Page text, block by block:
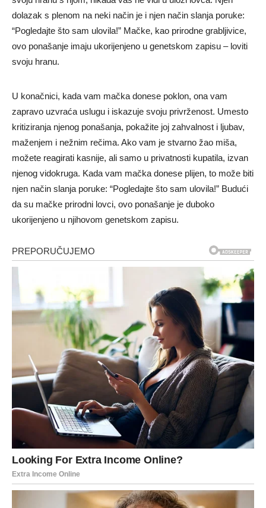
dolazak s plenom na neki način je i njen način slanja poruke:
“Pogledajte što sam ulovila!” Mačke, kao prirodne grabljivice,
ovo ponašanje imaju ukorijenjeno u genetskom zapisu – loviti
svoju hranu.
U konačnici, kada vam mačka donese poklon, ona vam
zapravo uzvraća uslugu i iskazuje svoju privrženost. Umesto
kritiziranja njenog ponašanja, pokažite joj zahvalnost i ljubav,
maženjem i nežnim rečima. Ako vam je stvarno žao miša,
možete reagirati kasnije, ali samo u privatnosti kupatila, izvan
njenog vidokruga. Kada vam mačka donese plijen, to može biti
njen način slanja poruke: “Pogledajte što sam ulovila!” Budući
da su mačke prirodni lovci, ovo ponašanje je duboko
ukorijenjeno u njihovom genetskom zapisu.